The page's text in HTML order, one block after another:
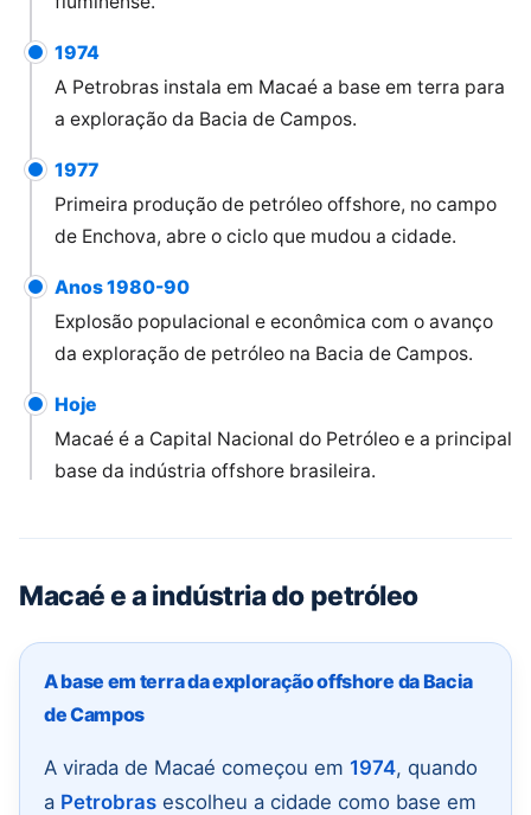
1974
A Petrobras instala em Macaé a base em terra para
a exploração da Bacia de Campos.
1977
Primeira produção de petróleo offshore, no campo
de Enchova, abre o ciclo que mudou a cidade.
Anos 1980-90
Explosão populacional e econômica com o avanço
da exploração de petróleo na Bacia de Campos.
Hoje
Macaé é a Capital Nacional do Petróleo e a principal
base da indústria offshore brasileira.
Macaé e a indústria do petróleo
A base em terra da exploração offshore da Bacia
de Campos
A virada de Macaé começou em 1974, quando
a Petrobras escolheu a cidade como base em